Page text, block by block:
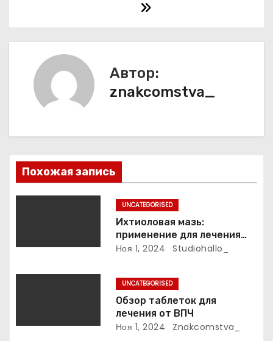
я
п
о
Автор:
znakcomstva_
Похожая запись
UNCATEGORISED
Ихтиоловая мазь:
применение для лечения
фурункулов
Ноя 1, 2024 Studiohallo_
UNCATEGORISED
Обзор таблеток для
лечения от ВПЧ
Ноя 1, 2024 Znakcomstva_